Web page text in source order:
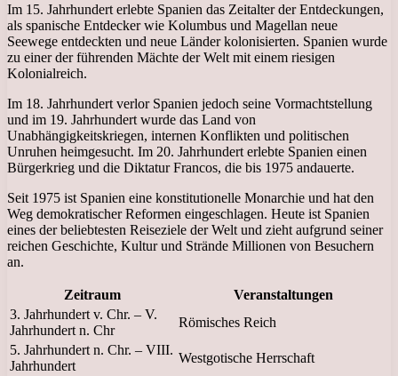
Im 15. Jahrhundert erlebte Spanien das Zeitalter der Entdeckungen,
als spanische Entdecker wie Kolumbus und Magellan neue
Seewege entdeckten und neue Länder kolonisierten. Spanien wurde
zu einer der führenden Mächte der Welt mit einem riesigen
Kolonialreich.
Im 18. Jahrhundert verlor Spanien jedoch seine Vormachtstellung
und im 19. Jahrhundert wurde das Land von
Unabhängigkeitskriegen, internen Konflikten und politischen
Unruhen heimgesucht. Im 20. Jahrhundert erlebte Spanien einen
Bürgerkrieg und die Diktatur Francos, die bis 1975 andauerte.
Seit 1975 ist Spanien eine konstitutionelle Monarchie und hat den
Weg demokratischer Reformen eingeschlagen. Heute ist Spanien
eines der beliebtesten Reiseziele der Welt und zieht aufgrund seiner
reichen Geschichte, Kultur und Strände Millionen von Besuchern
an.
Zeitraum
Veranstaltungen
3. Jahrhundert v. Chr. – V.
Jahrhundert n. Chr
Römisches Reich
5. Jahrhundert n. Chr. – VIII.
Jahrhundert
Westgotische Herrschaft